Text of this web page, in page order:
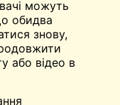
можуть
обидва
знову,
або відео в